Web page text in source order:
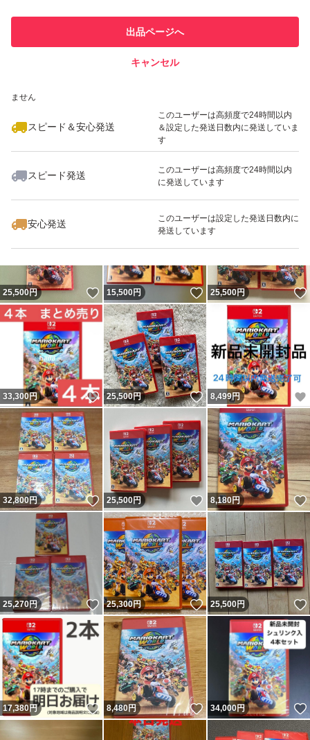
での取引実績があります
ません
スピード＆安心発送
このユーザーは高頻度で24時間以内
＆設定した発送日数内に発送していま
す
スピード発送
このユーザーは高頻度で24時間以内
に発送しています
安心発送
このユーザーは設定した発送日数内に
発送しています
出品ページへ
キャンセル
いいね！
32,980
25,500円 いいね！
15,500円 いいね！
25,500円
33,300円 いいね！
25,500円 いいね！
8,499円
32,800円 いいね！
25,500円 いいね！
8,180円
25,270円 いいね！
25,300円 いいね！
25,500円
17,380円 いいね！
8,480円 いいね！
34,000円